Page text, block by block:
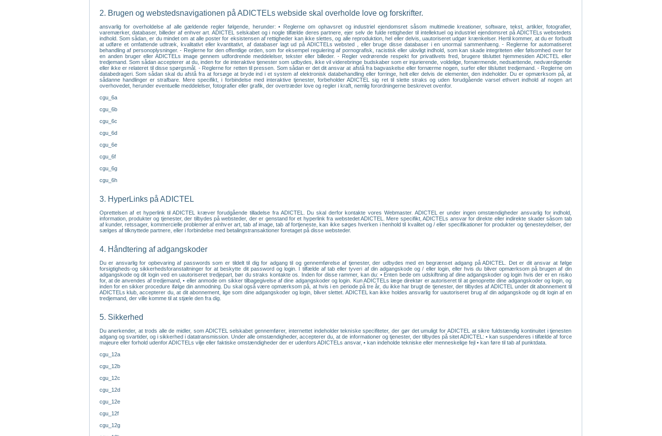
2. Brugen og webstedsnavigationen på ADICTELs webside skal overholde love og forskrifter.
ansvarlig for overholdelse af alle gældende regler følgende, herunder: • Reglerne om ophavsret og industriel ejendomsret såsom multimedie kreationer, software, tekst, artikler, fotografier,
varemærker, databaser, billeder af enhver art. ADICTEL selskabet og i nogle tilfælde deres partnere, ejer selv de fulde rettigheder til intellektuel og industriel ejendomsret på ADICTELs webstedets
indhold. Som sådan, er du mindet om at alle poster for eksistensen af rettigheder kan ikke slettes, og alle reproduktion, hel eller delvis, uautoriseret udgør krænkelser. Hertil kommer, at du er forbudt
at udføre et omfattende udtræk, kvalitativt eller kvantitativt, af databaser lagt ud på ADICTELs websted , eller bruge disse databaser i en unormal sammenhæng. - Reglerne for automatiseret
behandling af personoplysninger. - Reglerne for den offentlige orden, som for eksempel regulering af pornografisk, racistisk eller ulovligt indhold, som kan skade integriteten eller følsomhed over for
en anden bruger eller ADICTELs image gennem udfordrende meddelelser, tekster eller billeder. - Regler vedrørende respekt for privatlivets fred, brugere tilsluttet hjemmesiden ADICTEL eller
tredjemand. Som sådan accepterer at du, inden for de interaktive tjenester som udbydes, ikke vil viderebringe budskaber som er injurierende, voldelige, fornærmende, nedsættende, nedværdigende
eller ikke er relateret til disse spørgsmål. - Reglerne for retten til pressen. Som sådan er det dit ansvar at afstå fra bagvaskelse eller fornærme nogen, surfer eller tilsluttet tredjemand. - Reglerne om
databedrageri. Som sådan skal du afstå fra at forsøge at bryde ind i et system af elektronisk databehandling eller forringe, helt eller delvis de elementer, den indeholder. Du er opmærksom på, at
sådanne handlinger er strafbare. Mere specifikt, i forbindelse med interaktive tjenester, forbeholder ADICTEL sig ret til slette straks og uden forudgående varsel ethvert indhold af nogen art
overhovedet, herunder eventuelle meddelelser, fotografier eller grafik, der overtræder love og regler i kraft, nemlig forordningerne beskrevet ovenfor.
cgu_6a
cgu_6b
cgu_6c
cgu_6d
cgu_6e
cgu_6f
cgu_6g
cgu_6h
3. HyperLinks på ADICTEL
Oprettelsen af et hyperlink til ADICTEL kræver forudgående tilladelse fra ADICTEL. Du skal derfor kontakte vores Webmaster. ADICTEL er under ingen omstændigheder ansvarlig for indhold,
information, produkter og tjenester, der tilbydes på websteder, der er genstand for et hyperlink fra webstedet ADICTEL. Mere specifikt, ADICTELs ansvar for direkte eller indirekte skader såsom tab
af kunder, retssager, kommercielle problemer af enhver art, tab af image, tab af fortjeneste, kan ikke søges hverken i henhold til kvalitet og / eller specifikationer for produkter og tjenesteydelser, der
sælges af tilknyttede partnere, eller i forbindelse med betalingstransaktioner foretaget på disse websteder.
4. Håndtering af adgangskoder
Du er ansvarlig for opbevaring af passwords som er tildelt til dig for adgang til og gennemførelse af tjenester, der udbydes med en begrænset adgang på ADICTEL. Det er dit ansvar at følge
forsigtigheds-og sikkerhedsforanstaltninger for at beskytte dit password og login. I tilfælde af tab eller tyveri af din adgangskode og / eller login, eller hvis du bliver opmærksom på brugen af din
adgangskode og dit login ved en uautoriseret tredjepart, bør du straks kontakte os. Inden for disse rammer, kan du: • Enten bede om udskiftning af dine adgangskoder og login hvis der er en risiko
for, at de anvendes af tredjemand, • eller anmode om sikker tilbagegivelse af dine adgangskoder og login. Kun ADICTELs læge direktør er autoriseret til at genoprette dine adgangskoder og login, og
inden for en sikker procedure ifølge din anmodning. Du skal også være opmærksom på, at hvis i en periode på tre år, du ikke har brugt de tjenester, der tilbydes af ADICTEL under dit abonnement til
ADICTELs klub, accepterer du, at dit abonnement, lige som dine adgangskoder og login, bliver slettet. ADICTEL kan ikke holdes ansvarlig for uautoriseret brug af din adgangskode og dit login af en
tredjemand, der ville komme til at stjæle den fra dig.
5. Sikkerhed
Du anerkender, at trods alle de midler, som ADICTEL selskabet gennemfører, internettet indeholder tekniske specifiteter, der gør det umuligt for ADICTEL at sikre fuldstændig kontinuitet i tjenesten
adgang og svartider, og i sikkerhed i datatransmission. Under alle omstændigheder, accepterer du, at de informationer og tjenester, der tilbydes på sitet ADICTEL: • kan suspenderes i tilfælde af force
majeure eller forhold udenfor ADICTELs vilje eller faktiske omstændigheder der er udenfors ADICTELs ansvar, • kan indeholde tekniske eller menneskelige fejl • kan føre til tab af punktdata.
cgu_12a
cgu_12b
cgu_12c
cgu_12d
cgu_12e
cgu_12f
cgu_12g